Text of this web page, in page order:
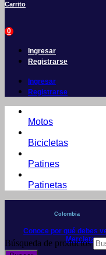
Carrito
0
Ingresar
Registrarse
Ingresar
Registrarse
Motos
Bicicletas
Patines
Patinetas
Colombia
Conoce por qué debes
Mercleta
Búsqueda de productos